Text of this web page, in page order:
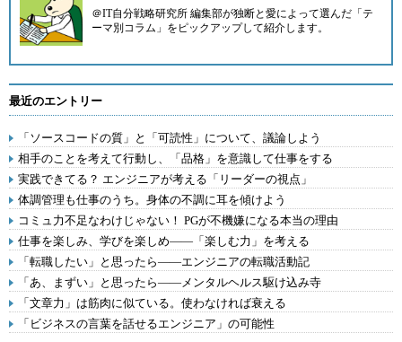
＠IT自分戦略研究所 編集部が独断と愛によって選んだ「テ
ーマ別コラム」をピックアップして紹介します。
最近のエントリー
「ソースコードの質」と「可読性」について、議論しよう
相手のことを考えて行動し、「品格」を意識して仕事をする
実践できてる？ エンジニアが考える「リーダーの視点」
体調管理も仕事のうち。身体の不調に耳を傾けよう
コミュ力不足なわけじゃない！ PGが不機嫌になる本当の理由
仕事を楽しみ、学びを楽しめ――「楽しむ力」を考える
「転職したい」と思ったら――エンジニアの転職活動記
「あ、まずい」と思ったら――メンタルヘルス駆け込み寺
「文章力」は筋肉に似ている。使わなければ衰える
「ビジネスの言葉を話せるエンジニア」の可能性